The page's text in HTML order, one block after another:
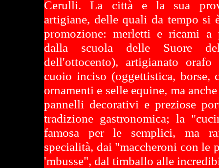
Cerulli. La città e la sua
artigiane, delle quali da tempo si
promozione: merletti e ricami
dalla scuola delle Suore
dell'ottocento), artigianato
cuoio inciso (oggettistica, borse,
ornamenti e selle equine, ma
pannelli decorativi e preziose
tradizione gastronomica; la
famosa per le semplici, ma
specialità, dai "maccheroni con le
'mbusse", dal timballo alle